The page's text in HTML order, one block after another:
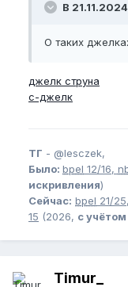
В
О таких
джелк струна
c-джелк
ТГ - @lesczek,
Было: bpel 12/16,
искривления)
Сейчас: bpel 21/25,
15 (2026, с
Timur_